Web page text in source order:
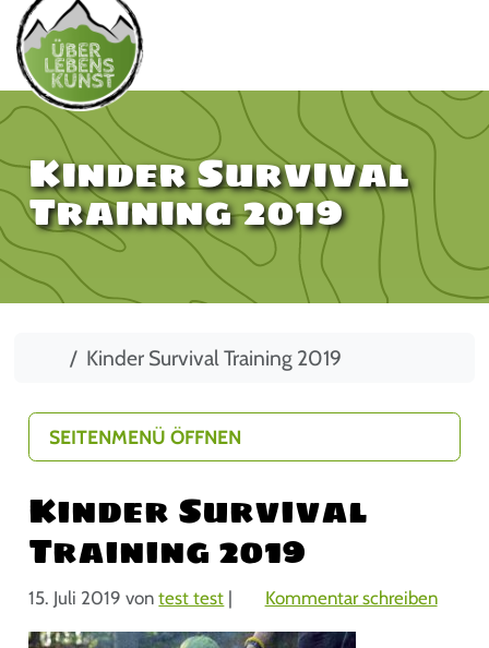
Kinder Survival
Training 2019
StartKinder Survival Training 2019
Kinder Survival
Training 2019
15. Juli 2019 vontest test | Kommentar schreiben
SEITENMENÜ ÖFFNEN